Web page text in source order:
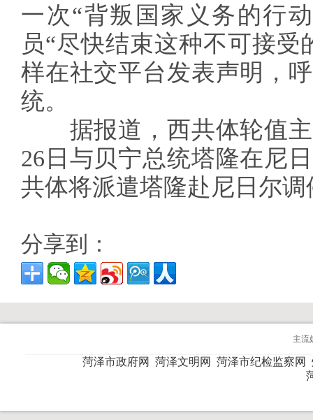
一次“背叛国家义务的行
员“尽快结束这种不可接
样在社交平台发表声明，
统。
据报道，西共体轮值主
26日与贝宁总统塔隆在尼
共体将派遣塔隆赴尼日尔
分享到：
主流
菏泽市政府网 菏泽文明网 菏泽市纪检监察网